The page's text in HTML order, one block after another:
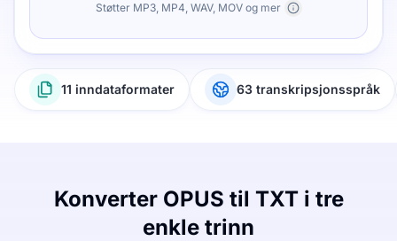
Støtter MP3, MP4, WAV, MOV og mer
11 inndataformater 63 transkripsjonsspråk
Konverter OPUS til TXT i tre
enkle trinn